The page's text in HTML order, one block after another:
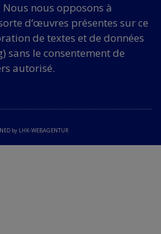
Nous nous opposons à
d’œuvres présentes sur ce
de textes et de données
sans le consentement de
autorisé.
by LHK-WEBAGENTUR